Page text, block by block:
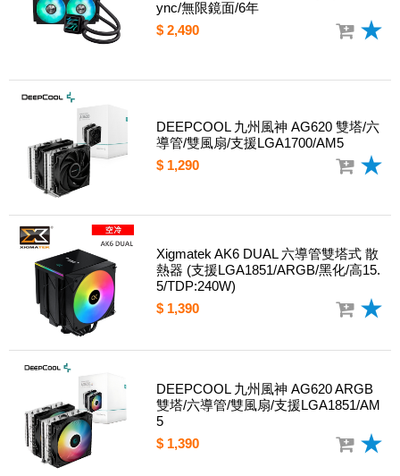
ync/無限鏡面/6年
$ 2,490
DEEPCOOL 九州風神 AG620 雙塔/六
導管/雙風扇/支援LGA1700/AM5
$ 1,290
Xigmatek AK6 DUAL 六導管雙塔式 散
熱器 (支援LGA1851/ARGB/黑化/高15.
5/TDP:240W)
$ 1,390
DEEPCOOL 九州風神 AG620 ARGB
雙塔/六導管/雙風扇/支援LGA1851/AM
5
$ 1,390